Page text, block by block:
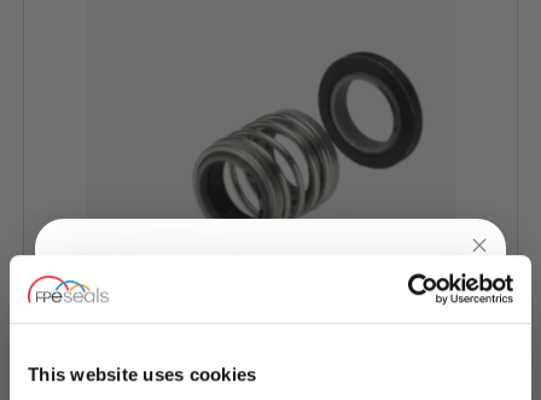
This website uses cookies
UNLOCK10% OFF
YOURFIRST ORDER